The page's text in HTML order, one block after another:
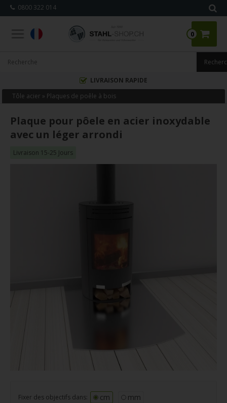
0800 322 014
0
LIVRAISON RAPIDE
Tôle acier » Plaques de poêle à bois
Plaque pour pôele en acier inoxydable
avec un léger arrondi
Livraison 15-25 Jours
Fixer des objectifs dans: cm mm